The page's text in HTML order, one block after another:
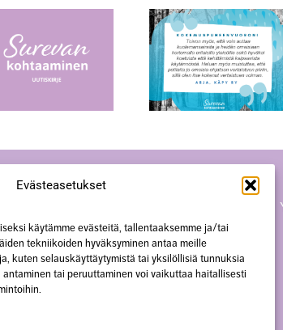
Evästeasetukset
käytämme evästeitä, tallentaaksemme ja/tai
tekniikoiden hyväksyminen antaa meille
kuten selauskäyttäytymistä tai yksilöllisiä tunnuksia
tai peruuttaminen voi vaikuttaa haitallisesti
Kokemusasiantuntijana
vaalin tyttäreni